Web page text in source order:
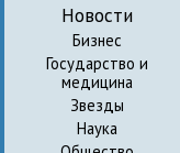
Новости
Бизнес
Государство и
медицина
Звезды
Наука